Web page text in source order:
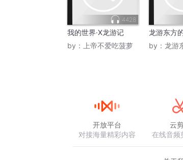
4428
我的世界·X龙游记
by：
上帝不爱吃菠萝
龙游东方
by： 龙游
开放平台
对接海量精彩内容
云
在线音频